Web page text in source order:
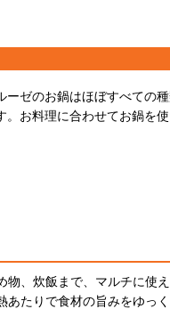
ーゼのお鍋はほぼすべての
。お料理に合わせてお鍋を
物、炊飯まで、マルチに使
あたりで食材の旨みをゆっく